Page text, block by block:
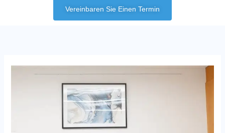
Vereinbaren Sie Einen Termin